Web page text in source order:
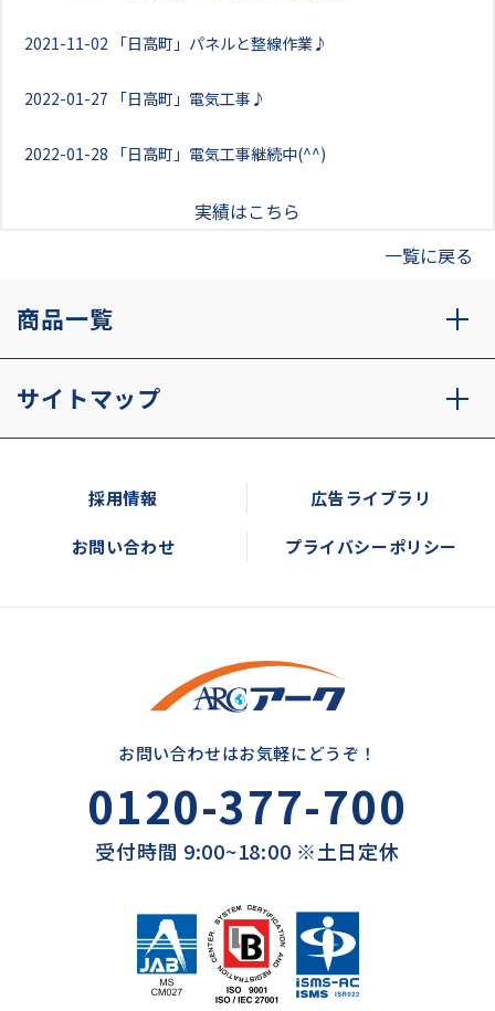
2021-11-02 「日高町」パネルと整線作業♪
2022-01-27 「日高町」電気工事♪
2022-01-28 「日高町」電気工事継続中(^^)
実績はこちら
一覧に戻る
商品一覧
サイトマップ
採用情報 広告ライブラリ
お問い合わせ プライバシーポリシー
お問い合わせはお気軽にどうぞ！
0120-377-700
受付時間 9:00~18:00 ※土日定休